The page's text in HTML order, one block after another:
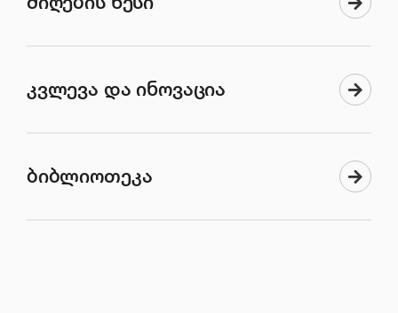
კვლევა და ინოვაცია
ბიბლიოთეკა